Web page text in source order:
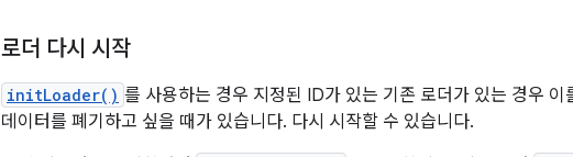
로더 다시 시작
initLoader() 를 사용하는 경우 지정된 ID가 있는 기존 로더가 있는 경우
데이터를 폐기하고 싶을 때가 있습니다. 다시 시작할 수 있습니다.